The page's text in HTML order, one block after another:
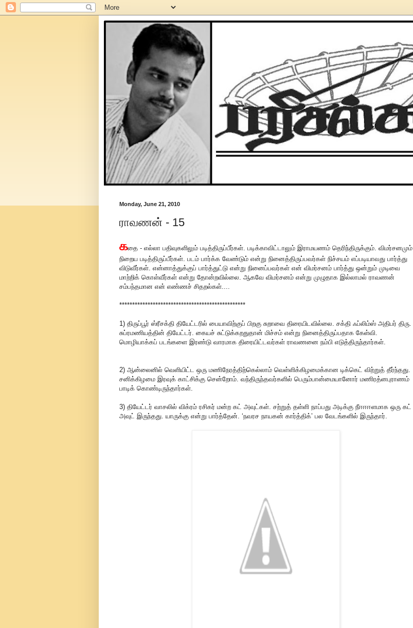
Monday, June 21, 2010
ராவணன் - 15
கதை - எல்லா பதிவுகளிலும் படித்திருப்பீர்கள். படிக்காவிட்டாலும் இராமயணம் தெரிந்திருக்கும். விமர்சனமும்
நிறைய படித்திருப்பீர்கள். படம் பார்க்க வேண்டும் என்று நினைத்திருப்பவர்கள் நிச்சயம் எப்படியாவது பார்த்து
விடுவீர்கள். என்னாத்துக்குப் பார்த்துட்டு என்று நினைப்பவர்கள் என் விமர்சனம் பார்த்து ஒன்றும் முடிவை
மாற்றிக் கொள்வீர்கள் என்று தோன்றவில்லை. ஆகவே விமர்சனம் என்று முழுதாக இல்லாமல் ராவணன்
சம்பந்தமான என் எண்ணச் சிதறல்கள்....
*************************************************
1) திருப்பூர் ஸ்ரீசக்தி தியேட்டரில் பையாவிற்குப் பிறகு சுறாவை திரையிடவில்லை. சக்தி ஃப்லிம்ஸ் அதிபர் திரு.
சுப்ரமணியத்தின் தியேட்டர். கையச் சுட்டுக்கறதுதான் மிச்சம் என்று நினைத்திருப்பதாக கேள்வி.
மொழியாக்கப் படங்களை இரண்டு வாரமாக திரையிட்டவர்கள் ராவணனை நம்பி எடுத்திருந்தார்கள்.
2) ஆன்லைனில் வெளியிட்ட ஒரு மணிநேரத்திற்கெல்லாம் வெள்ளிக்கிழமைக்கான டிக்கெட் விற்றுத் தீர்ந்தது.
சனிக்கிழமை இரவுக் காட்சிக்கு சென்றோம். வந்திருந்தவர்களில் பெரும்பான்மையானோர் மணிரத்னபுராணம்
பாடிக் கொண்டிருந்தார்கள்.
3) தியேட்டர் வாசலில் விக்ரம் ரசிகர் மன்ற கட் அவுட்கள். சற்றுத் தள்ளி நாப்பது அடிக்கு நீஈஈஈளமாக ஒரு கட்
அவுட் இருந்தது. யாருக்கு என்று பார்த்தேன். ‘நவரச நாயகன் கார்த்திக்’ பல வேடங்களில் இருந்தார்.